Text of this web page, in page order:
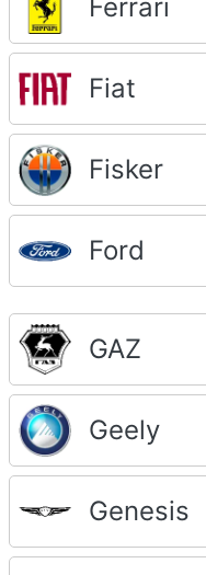
Ferrari
Fiat
Fisker
Ford
GAZ
Geely
Genesis